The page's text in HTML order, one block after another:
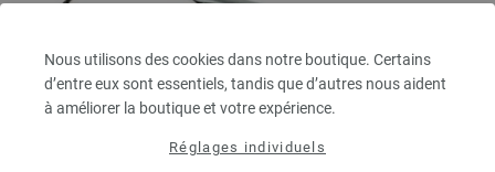
Nous utilisons des cookies dans notre boutique. Certains
d’entre eux sont essentiels, tandis que d’autres nous aident
à améliorer la boutique et votre expérience.
Réglages individuels